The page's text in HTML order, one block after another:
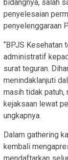
bidangnya, salah
penyelesaian
penyelenggaraan
“BPJS Kesehatan
administratif
surat teguran.
menindaklanjuti
masih tidak patuh,
kejaksaan lewat
ungkapnya.
Dalam gathering
kembali